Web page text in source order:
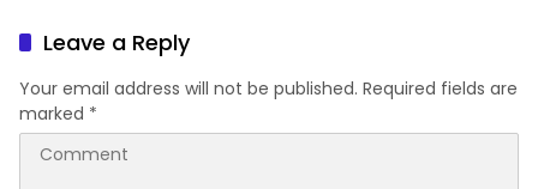
hingga Desa Tanggap
Bencana
HUKUM PIDANA KORUPSI
Leave a Reply
Your email address will not be published. Required fields are
marked *